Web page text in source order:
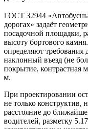
ГОСТ 32944
дорогах» задаёт
посадочной площадки,
высоту бортового
определяют
наклонный въезд (не
покрытие, контрастная
м.
При проектировании
не только
расстояние до
водителей, разметку